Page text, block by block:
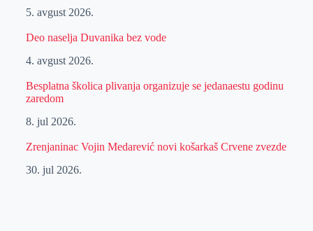
5. avgust 2026.
Deo naselja Duvanika bez vode
4. avgust 2026.
Besplatna školica plivanja organizuje se jedanaestu godinu
zaredom
8. jul 2026.
Zrenjaninac Vojin Medarević novi košarkaš Crvene zvezde
30. jul 2026.